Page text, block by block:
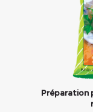
Préparation